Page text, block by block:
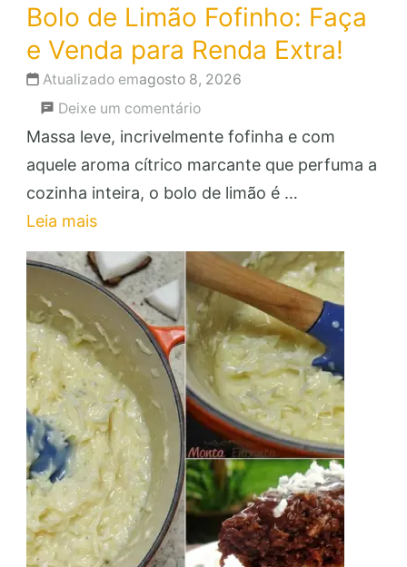
Bolo de Limão Fofinho: Faça
e Venda para Renda Extra!
Atualizado emagosto 8, 2026
Deixe um comentárioem
Bolo
de
Limão
Faça
e
Venda
para
Renda
Extra!
Massa leve, incrivelmente fofinha e com
aquele aroma cítrico marcante que perfuma a
cozinha inteira, o bolo de limão é …
Leia mais